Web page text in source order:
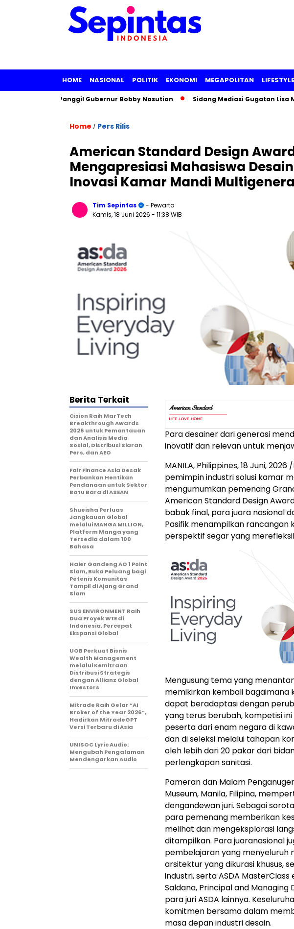
HOME NASIONAL POLITIK EKONOMI MEGAPOLITAN LIFESTYLE
Panggil Gubernur Bobby Nasution Sidang Mediasi Gugatan Lisa Mariana
Home / Pers Rilis
American Standard Design
Mengapresiasi Mahasiswa
Inovasi Kamar Mandi
Tim Sepintas
- Pewarta
Kamis, 18 Juni 2026 - 11:38 WIB
Para desainer dari generasi
inovatif dan relevan untuk
MANILA, Philippines,18 Juni, 2026 /
pemimpin industri solusi kamar
mengumumkan pemenang
American Standard Design
babak final, para juara nasional
Pasifik menampilkan rancangan
perspektif segar yang
Mengusung tema yang
memikirkan kembali bagaimana
dapat beradaptasi dengan
yang terus berubah, kompetisi
peserta dari enam negara di
dan di seleksi melalui tahapan
oleh lebih dari 20 pakar dari
perlengkapan sanitasi.
Pameran dan Malam
Museum, Manila, Filipina,
dengandewan juri. Sebagai
para pemenang memberikan
melihat dan mengeksplorasi
ditampilkan. Para juaranasional
pembelajaran yang menyeluruh
arsitektur yang dikurasi khusus,
industri, serta ASDA
Saldana, Principal and
para juri ASDA lainnya.
komitmen bersama dalam
masa depan industri desain.
Berita Terkait
Cision Raih MarTech
Breakthrough Awards
2026 untuk Pemantauan
dan Analisis Media
Sosial, Distribusi Siaran
Pers, dan AEO
Fair Finance Asia Desak
Perbankan Hentikan
Pendanaan untuk Sektor
Batu Bara di ASEAN
Shueisha Perluas
Jangkauan Global
melalui MANGA MILLION,
Platform Manga yang
Tersedia dalam 100
Bahasa
Haier Gandeng AO 1 Point
Slam, Buka Peluang bagi
Petenis Komunitas
Tampil di Ajang Grand
Slam
SUS ENVIRONMENT Raih
Dua Proyek WtE di
Indonesia, Percepat
Ekspansi Global
UOB Perkuat Bisnis
Wealth Management
melalui Kemitraan
Distribusi Strategis
dengan Allianz Global
Investors
Mitrade Raih Gelar “AI
Broker of the Year 2026”,
Hadirkan MitradeGPT
Versi Terbaru di Asia
UNISOC Lyric Audio:
Mengubah Pengalaman
Mendengarkan Audio